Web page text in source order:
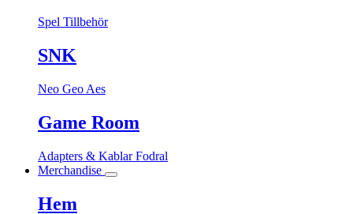
Spel Tillbehör
SNK
Neo Geo Aes
Game Room
Adapters & KablarFodral
Merchandise
Hem